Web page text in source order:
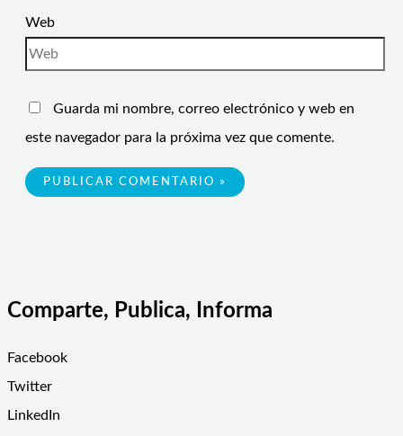
Web
Guarda mi nombre, correo electrónico y web en
este navegador para la próxima vez que comente.
Comparte, Publica, Informa
Facebook
Twitter
LinkedIn